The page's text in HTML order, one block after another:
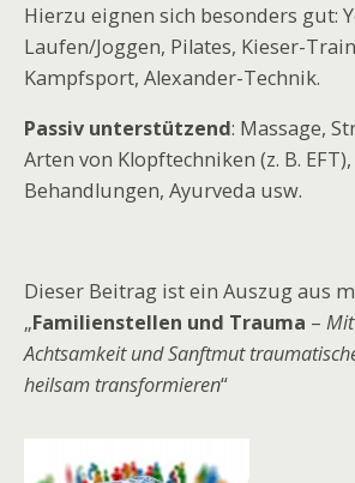
Hierzu eignen sich besonders gut:
Laufen/Joggen, Pilates, Kieser-
Kampfsport, Alexander-Technik.
Passiv unterstützend: Massage,
Arten von Klopftechniken (z. B.
Behandlungen, Ayurveda usw.
Dieser Beitrag ist ein Auszug aus
„Familienstellen und Trauma –
Achtsamkeit und Sanftmut
heilsam transformieren“